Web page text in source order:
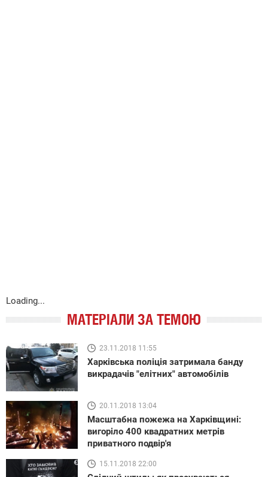
Loading...
МАТЕРІАЛИ ЗА ТЕМОЮ
23.11.2018 11:55
Харківська поліція затримала банду
викрадачів "елітних" автомобілів
20.11.2018 13:04
Масштабна пожежа на Харківщині:
вигоріло 400 квадратних метрів
приватного подвір'я
15.11.2018 22:00